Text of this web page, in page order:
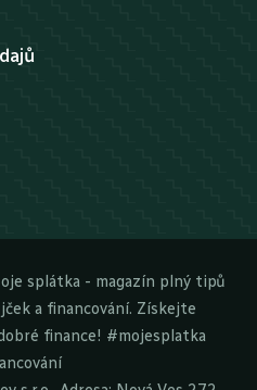
splátka - magazín plný tipů
a financování. Získejte
finance! #mojesplatka